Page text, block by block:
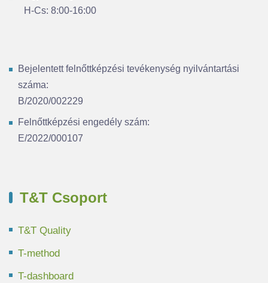
H-Cs: 8:00-16:00
Bejelentett felnőttképzési tevékenység nyilvántartási
száma:
B/2020/002229
Felnőttképzési engedély szám:
E/2022/000107
T&T Csoport
T&T Quality
T-method
T-dashboard